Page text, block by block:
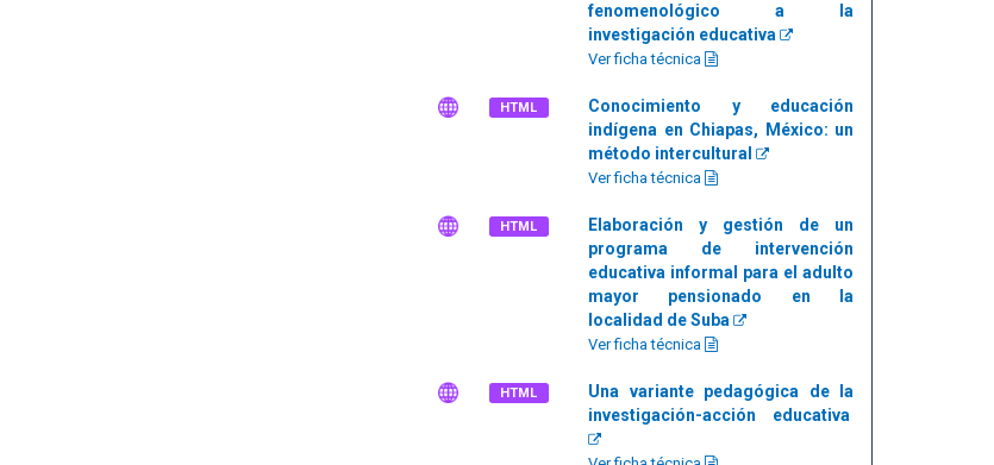
fenomenológico a la
investigación educativa
Ver ficha técnica
HTML
Conocimiento y educación
indígena en Chiapas, México: un
método intercultural
Ver ficha técnica
HTML
Elaboración y gestión de un
programa de intervención
educativa informal para el adulto
mayor pensionado en la
localidad de Suba
Ver ficha técnica
HTML
Una variante pedagógica de la
investigación-acción educativa